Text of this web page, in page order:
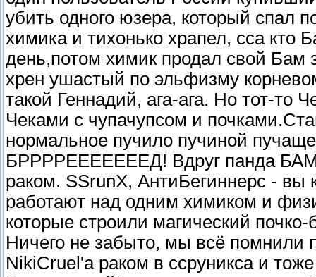
убить одного юзера, который спал
химика и тихонько храпел, сса кто
день,потом химик продал свой Бам
хрен ушастый по эльфизму
такой Геннадий, ага-ага. Но тот-то
Чеками с чупачупсом и
нормальное пучило пучиной
БРРРРЕЕЕЕЕЕЕД! Вдруг панда
раком. SSrunX, АнтиБегиннерс -
работают над одним химиком и
которые строили магический
Ничего не забыто, мы всё помнили
NikiCruel'a раком в ссруникса и